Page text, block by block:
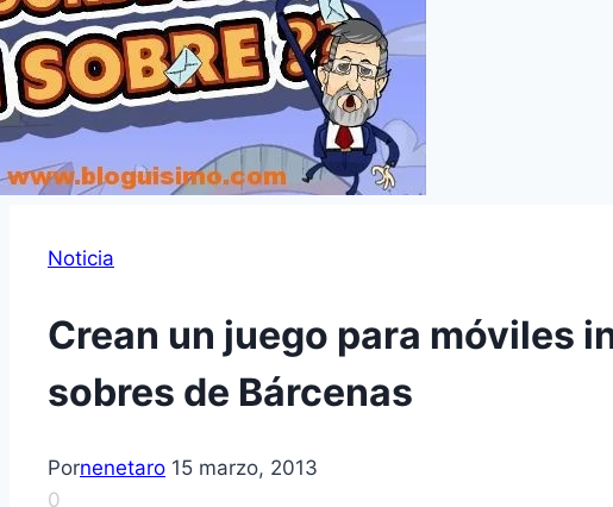
Noticia
Crean un juego para móviles
sobres de Bárcenas
Pornenetaro 15 marzo, 2013
0